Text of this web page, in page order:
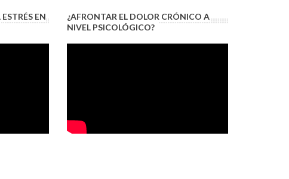
EN
¿AFRONTAR EL DOLOR CRÓNICO A
NIVEL PSICOLÓGICO?